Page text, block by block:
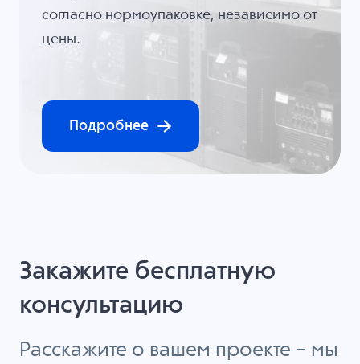
согласно нормоупаковке, независимо от
цены.
Подробнее
Закажите бесплатную
консультацию
Расскажите о вашем проекте – мы